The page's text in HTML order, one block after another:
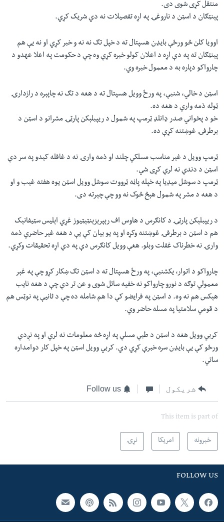
منتقل کړی شوی دی.
پېنټګان د اسټن د ناروغۍ په اړه تفصیلات نه دي شریک کړي.
اوویا کلن څو ورځې بایډن هسپتال ته د خپل تګ نه نه و خبر کړي او نه يې هم
پېنټګان ته په دې اړه د اعلان کولو خبره کړې وه چې د حکومت په اعلا عهدو د
چارواکو دپاره به د معمول خبره وي.
اسټن د خالي، شنبې، په ورځ وویل هسپتال ته د هغه د تګ نه چاپېره د رازدارۍ
ټوله ذمه واري د هغه ده.
خو د پخواني صدر ډانلډ ټرمپ په شمول د ريپبلېکن پارټۍ مشرانو د اسټن د
برطرفۍ غوښتنه کړې ده.
ټرمپ وویل د غېر مناسب مسلکي چلند او ذمه وارۍ نه د غافله کېدو په سر دې
اسټن د دندې نه لرې کړی شي.
ټرمپ د سوشل ميډیا په خپله پاڼه ټرووت سوشل وویل اسټن یوه هفته غېب و او
د هغه د مشر په شمول هېڅ څوک نه وو چې چېرته دی.
د ريپبلېکن پارټۍ د کانګرس د هاوس اف رېپرېزېنټېټیوز غړي اېليس سټيفانېک
هم د اسټن د برطرفۍ غوښتنه وکړه او په یو بیان کې یې د هغه غېر حاضري ذمه
وارۍ نه خطرناک غفلت وبلو. هغې وویل کانګرس دې په دې اړه تحقیقات وکړي.
چارواکو د اتوار، يکشنبې، په ورځ هسپتال ته د اسټن تګ ښکار کړو چې په غېر
معمولي توګه د نورو چارواکو نه خفیه ساتل شوی و عن تر دې چې د هغه نایب
هېکس هم نه وه. د اسټن په فرایضو کې دا هم شامله ده چې د ثانيې په نوټس هم
د قومي سلامتیا په مسله حاضر وي.
کربي وویل هغه د اسټن د طبې مسلې په اړه څه معلومات نه لري او په نږدې
ورځو کې یې بایډن سره خبرې کړي دي. کربي وویل اسټن په خپل کار دوامداره
ساتي.
شریکول Follow us
This item is part of
خبرونه امریکا نړۍ
FOLLOW US